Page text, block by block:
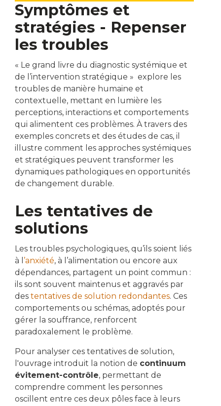
Symptômes et
stratégies - Repenser
les troubles
« Le grand livre du diagnostic systémique et
de l’intervention stratégique » explore les
troubles de manière humaine et
contextuelle, mettant en lumière les
perceptions, interactions et comportements
qui alimentent ces problèmes. À travers des
exemples concrets et des études de cas, il
illustre comment les approches systémiques
et stratégiques peuvent transformer les
dynamiques pathologiques en opportunités
de changement durable.
Les tentatives de
solutions
Les troubles psychologiques, qu’ils soient liés
à l ’anxiété, à l’alimentation ou encore aux
dépendances, partagent un point commun :
ils sont souvent maintenus et aggravés par
des tentatives de solution redondantes. Ces
comportements ou schémas, adoptés pour
gérer la souffrance, renforcent
paradoxalement le problème.
Pour analyser ces tentatives de solution,
l'ouvrage introduit la notion de continuum
évitement-contrôle, permettant de
comprendre comment les personnes
oscillent entre ces deux pôles face à leurs